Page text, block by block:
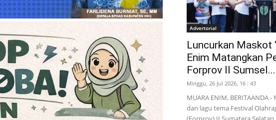
Advertorial
Luncurkan Maskot
Enim Matangkan
Forprov II Sumsel...
Minggu, 26 Jul 2026, 16 : 43
MUARA ENIM, BERITAANDA
dan lagu tema Festival